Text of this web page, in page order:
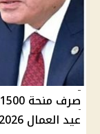
عيد العمال 2026 بالشروط للفئات المستحقة